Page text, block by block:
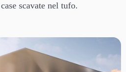
scavate nel tufo.